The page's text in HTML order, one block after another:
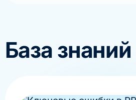
База знаний